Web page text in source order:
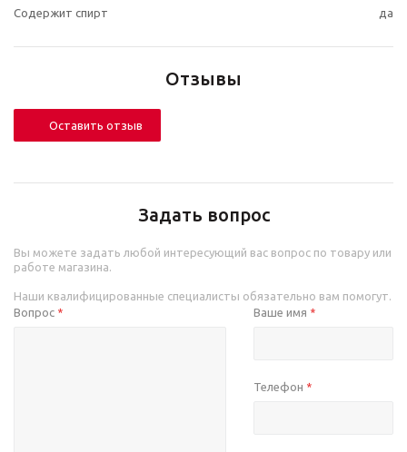
Содержит спирт
да
Отзывы
Оставить отзыв
Задать вопрос
Вы можете задать любой интересующий вас вопрос по товару или
работе магазина.
Наши квалифицированные специалисты обязательно вам помогут.
Вопрос * Ваше имя *
Телефон *